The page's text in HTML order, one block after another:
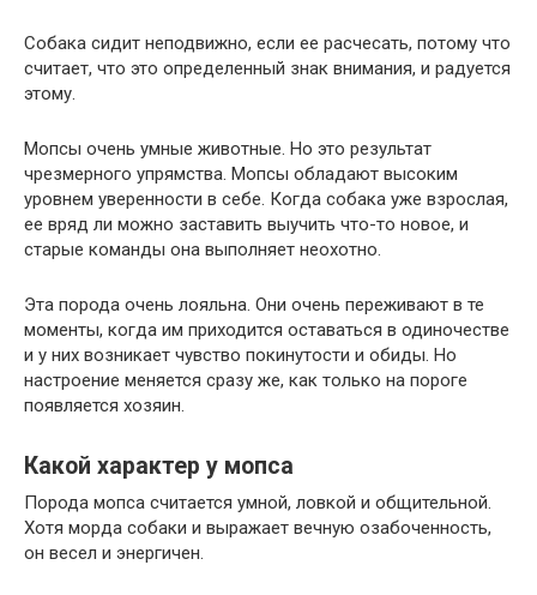
Собака сидит неподвижно, если ее расчесать, потому что
считает, что это определенный знак внимания, и радуется
этому.
Мопсы очень умные животные. Но это результат
чрезмерного упрямства. Мопсы обладают высоким
уровнем уверенности в себе. Когда собака уже взрослая,
ее вряд ли можно заставить выучить что-то новое, и
старые команды она выполняет неохотно.
Эта порода очень лояльна. Они очень переживают в те
моменты, когда им приходится оставаться в одиночестве
и у них возникает чувство покинутости и обиды. Но
настроение меняется сразу же, как только на пороге
появляется хозяин.
Какой характер у мопса
Порода мопса считается умной, ловкой и общительной.
Хотя морда собаки и выражает вечную озабоченность,
он весел и энергичен.